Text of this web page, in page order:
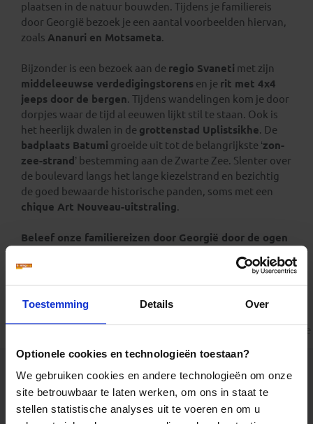
Toestemming Details Over
Optionele cookies en technologieën toestaan?
We gebruiken cookies en andere technologieën om onze
site betrouwbaar te laten werken, om ons in staat te
stellen statistische analyses uit te voeren en om u
plaatsen in de natuur bouwden. Tijdens je familiereis
door Georgië bezoek je een aantal voorbeelden hiervan,
zoals Ananuri en Motsameta.
Bijzonder is een bezoek aan de regio Svaneti met zijn
middeleeuwse verdedigingstorens en je rit met 4x4
jeeps door de bergen. Tijdens wandelingen kom je door
dorpjes waar de tijd al eeuwen lijkt stil te staan. Ook is
het heerlijk dwalen in de grottenstad Uplistsikhe. De
badplaats Batumi groeide uit tot de belangrijkste ‘zon-
zee-strand ’ bestemming aan de Zwarte Zee. Slenter over
de boulevard langs het lange kiezelstrand en bezichtig
de goed bewaarde historische panden, soms met een
chique Art Nouveau-uitstraling.
Beleef onze familiereizen door Georgië door de ogen
Er is een fout voorgevallen bij het ophalen van de